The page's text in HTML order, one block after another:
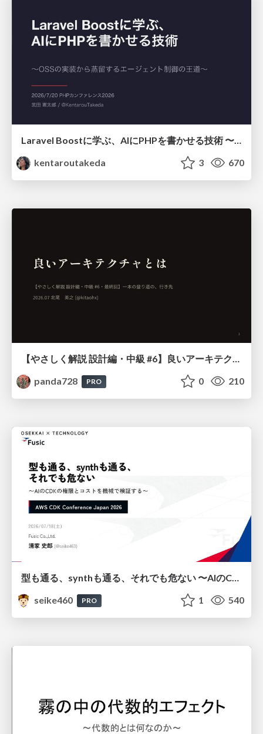
Laravel Boostに学ぶ、AIにPHPを書かせる技術 〜OSSの実装から蒸留するエージェント制御の王道〜
kentaroutakeda
3 670
【やさしく解説 設計編・中級 #6】良いアーキテクチャとは ～ 一本の登り道の、行き先 ～
panda728
PRO 0 210
seike460
PRO 1 540